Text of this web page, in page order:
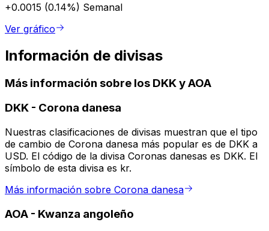
+0.0015 (0.14%) Semanal
Ver gráfico
Información de divisas
Más información sobre los DKK y AOA
DKK - Corona danesa
Nuestras clasificaciones de divisas muestran que el tipo
de cambio de Corona danesa más popular es de DKK a
USD. El código de la divisa Coronas danesas es DKK. El
símbolo de esta divisa es kr.
Más información sobre Corona danesa
AOA - Kwanza angoleño